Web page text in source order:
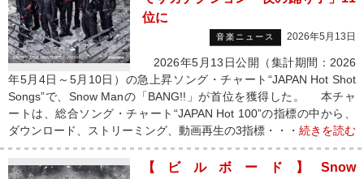
位に
音楽ニュース 2026年5月13日
2026年5月13日公開（集計期間：2026
年5月4日～5月10日）の急上昇ソング・チャート“JAPAN Hot Shot
Songs”で、Snow Manの「BANG!!」が首位を獲得した。 本チャ
ートは、総合ソング・チャート“JAPAN Hot 100”の指標の中から、
ダウンロード、ストリーミング、動画再生の3指標・・・ 続きを読む
【ビルボード】Snow